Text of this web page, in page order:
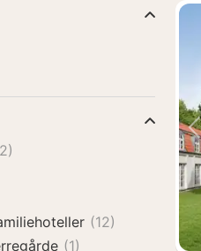
(12)
(1)